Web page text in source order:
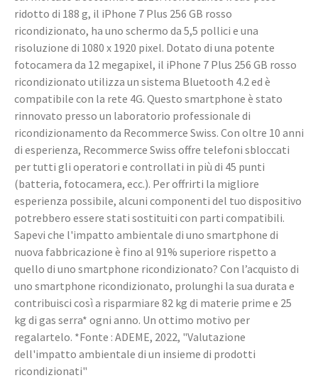
ridotto di 188 g, il iPhone 7 Plus 256 GB rosso
ricondizionato, ha uno schermo da 5,5 pollici e una
risoluzione di 1080 x 1920 pixel. Dotato di una potente
fotocamera da 12 megapixel, il iPhone 7 Plus 256 GB rosso
ricondizionato utilizza un sistema Bluetooth 4.2 ed è
compatibile con la rete 4G. Questo smartphone è stato
rinnovato presso un laboratorio professionale di
ricondizionamento da Recommerce Swiss. Con oltre 10 anni
di esperienza, Recommerce Swiss offre telefoni sbloccati
per tutti gli operatori e controllati in più di 45 punti
(batteria, fotocamera, ecc.). Per offrirti la migliore
esperienza possibile, alcuni componenti del tuo dispositivo
potrebbero essere stati sostituiti con parti compatibili.
Sapevi che l'impatto ambientale di uno smartphone di
nuova fabbricazione è fino al 91% superiore rispetto a
quello di uno smartphone ricondizionato? Con l’acquisto di
uno smartphone ricondizionato, prolunghi la sua durata e
contribuisci così a risparmiare 82 kg di materie prime e 25
kg di gas serra* ogni anno. Un ottimo motivo per
regalartelo. *Fonte : ADEME, 2022, "Valutazione
dell'impatto ambientale di un insieme di prodotti
ricondizionati"